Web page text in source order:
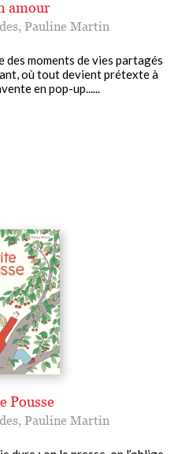
amour
, Pauline Martin
des moments de vies partagés
où tout devient prétexte à
en pop-up......
Pousse
, Pauline Martin